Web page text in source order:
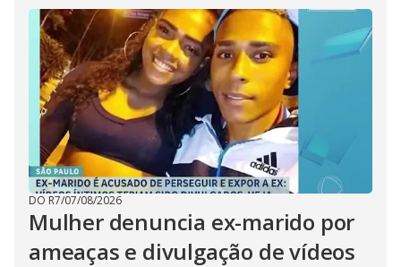
DO R7/07/08/2026
Mulher denuncia ex-marido por
ameaças e divulgação de vídeos